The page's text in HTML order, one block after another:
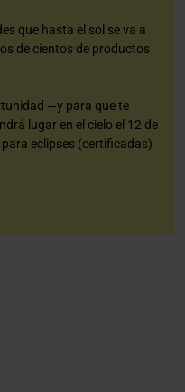
que hasta el sol se va a
de cientos de productos
—y para que te
lugar en el cielo el 12 de
eclipses (certificadas)